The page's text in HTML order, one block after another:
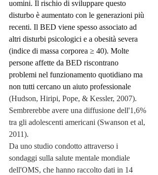
uomini. Il rischio di sviluppare questo
disturbo è aumentato con le generazioni più
recenti. Il BED viene spesso associato ad
altri disturbi psicologici e a obesità severa
(indice di massa corporea ≥ 40). Molte
persone affette da BED riscontrano
problemi nel funzionamento quotidiano ma
non tutti cercano un aiuto professionale
(Hudson, Hiripi, Pope, & Kessler, 2007).
Sembrerebbe avere una diffusione dell'1,6%
tra gli adolescenti americani (Swanson et al,
2011).
Da uno studio condotto attraverso i
sondaggi sulla salute mentale mondiale
dell'OMS, che hanno raccolto dati in 14